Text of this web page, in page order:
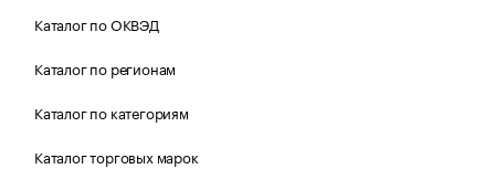
Каталог по ОКВЭД
Каталог по регионам
Каталог по категориям
Каталог торговых марок